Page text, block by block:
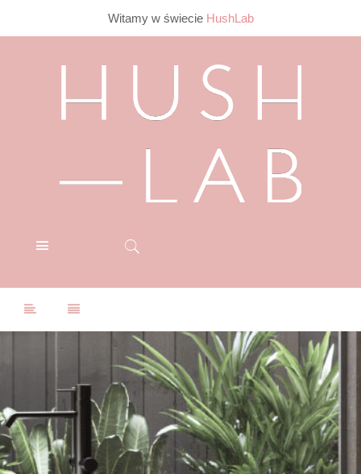
Witamy w świecie HushLab